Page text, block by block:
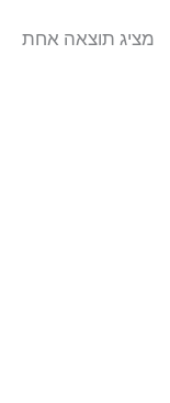
מציג תוצאה אחת